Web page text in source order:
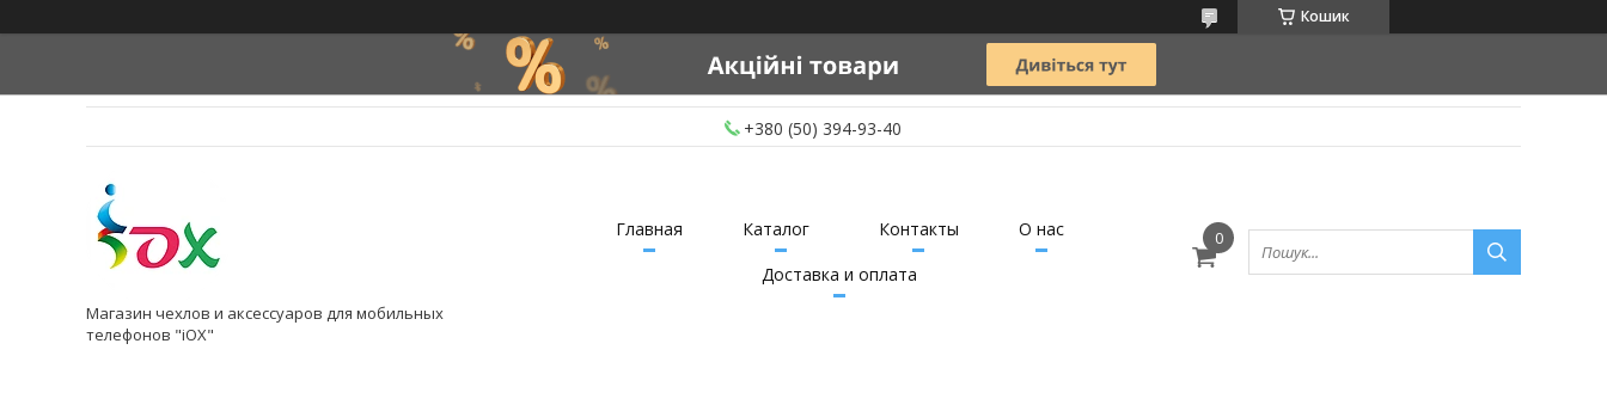
Кошик
+380 (50) 394-93-40
Магазин чехлов и аксессуаров для мобильных
телефонов "iOX"
Главная Каталог Контакты
О нас
Доставка и оплата